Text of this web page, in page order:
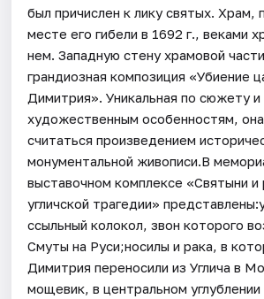
был причислен к лику святых. Храм,
месте его гибели в 1692 г., веками
нем. Западную стену храмовой
грандиозная композиция «Убиение
Димитрия». Уникальная по сюжету и
художественным особенностям,
считаться произведением
монументальной живописи.В
выставочном комплексе «Святыни и
угличской трагедии»
ссыльный колокол, звон которого
Смуты на Руси;носилы и рака, в
Димитрия переносили из Углича в
мощевик, в центральном